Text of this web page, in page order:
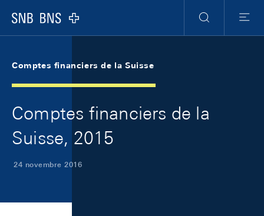
Logo
RechercheMenu
Comptes financiers de la Suisse
Comptes financiers de la
Suisse, 2015
24 novembre 2016